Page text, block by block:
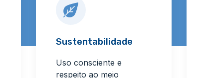
Sustentabilidade
Uso consciente e
respeito ao meio